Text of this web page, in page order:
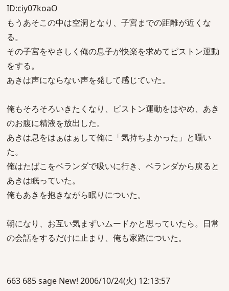
ID:ciy07koaO
もうあそこの中は空洞となり、子宮までの距離が近くな
る。
その子宮をやさしく俺の息子が快楽を求めてピストン運動
をする。
あきは声にならない声を発して感じていた。
俺もそろそろいきたくなり、ピストン運動をはやめ、あき
のお腹に精液を放出した。
あきは息をはぁはぁして俺に「気持ちよかった」と囁い
た。
俺はたばこをベランダで吸いに行き、ベランダから戻ると
あきは眠っていた。
俺もあきを抱きながら眠りについた。
朝になり、お互い気まずいムードかと思っていたら。日常
の会話をするだけに止まり、俺も家路についた。
663 685 sage New! 2006/10/24(火) 12:13:57